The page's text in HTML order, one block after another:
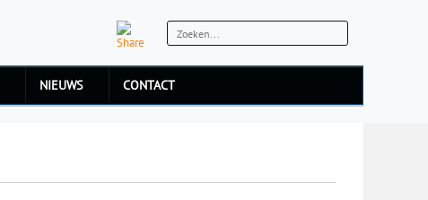
NIEUWS CONTACT